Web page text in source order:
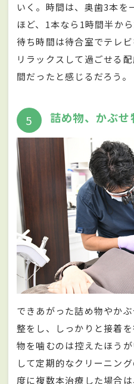
いく。時間は、奥歯3本を
ほど、1本なら1時間半か
待ち時間は待合室でテレ
リラックスして過ごせる
間だったと感じるだろう。
5 詰め物、かぶせ
できあがった詰め物やか
整をし、しっかりと接着
物を噛むのは控えたほう
して定期的なクリーニン
度に複数本治療した場合